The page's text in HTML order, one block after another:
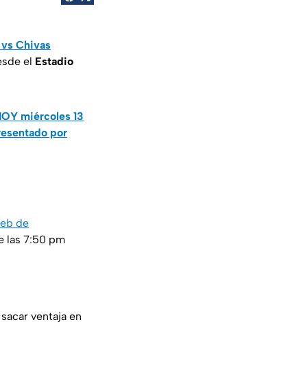
Chivas
el Estadio
miércoles 13
por
de
las 7:50 pm
ventaja en